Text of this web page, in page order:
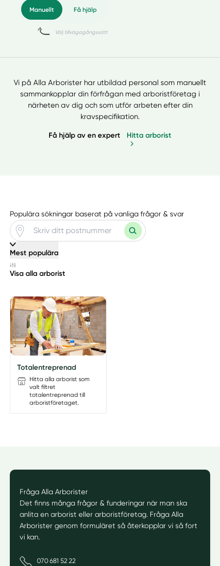
Välj tillvägagångssätt
Vi på Alla Arborister har utbildad personal som manuellt
sammankopplar din förfrågan med arboristföretag i
närheten av dig och som utför arbeten efter din
kravspecifikation.
Få hjälp av en expert Hitta arborist
Populära sökningar baserat på vanliga frågor & svar
Mest populära
Visa alla arborist
Totalentreprenad
Hitta alla arborist som
valt filtret
totalentreprenad till
arboristföretaget.
Fråga Alla Arborister
Fråga Alla Arborister
Det finns många frågor & funderingar när man ska
anlita en arborist eller arboristföretag. Fråga Alla
Arborister genom formuläret så återkopplar vi så fort
vi kan.
Telefonnummer
070 681 52 22